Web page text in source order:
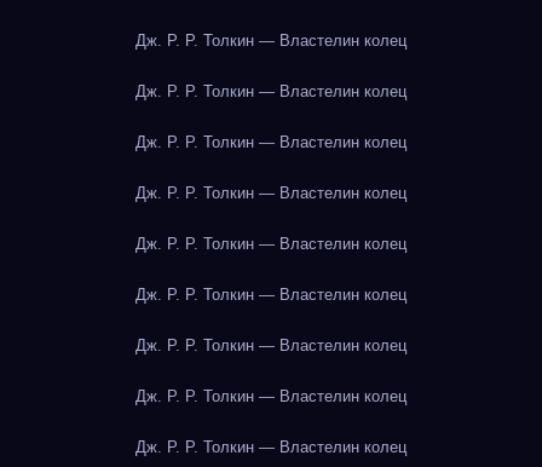
Дж. Р. Р. Толкин — Властелин колец
Дж. Р. Р. Толкин — Властелин колец
Дж. Р. Р. Толкин — Властелин колец
Дж. Р. Р. Толкин — Властелин колец
Дж. Р. Р. Толкин — Властелин колец
Дж. Р. Р. Толкин — Властелин колец
Дж. Р. Р. Толкин — Властелин колец
Дж. Р. Р. Толкин — Властелин колец
Дж. Р. Р. Толкин — Властелин колец